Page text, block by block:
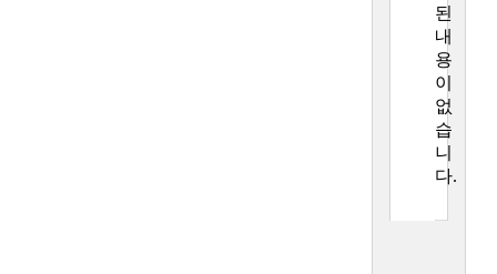
된
내
용
이
없
습
니
다.